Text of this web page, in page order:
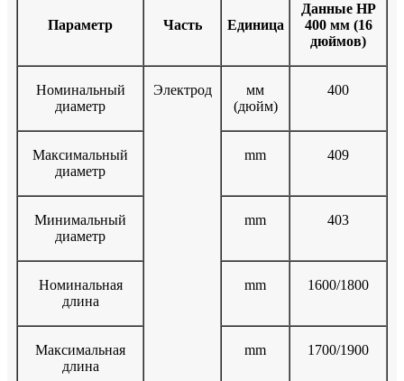
Параметр Часть Единица
Данные HP
400 мм (16
дюймов)
Номинальный
диаметр
Электрод
мм
(дюйм)
400
Максимальный
диаметр
mm 409
Минимальный
диаметр
mm 403
Номинальная
длина
mm 1600/1800
Максимальная
длина
mm 1700/1900